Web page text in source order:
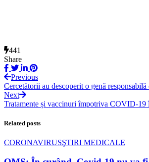
441
Share
Previous
Cercetătorii au descoperit o genă
Next
Tratamente și vaccinuri împotriva COVID-19
Related posts
CORONAVIRUSŞTIRI MEDICALE